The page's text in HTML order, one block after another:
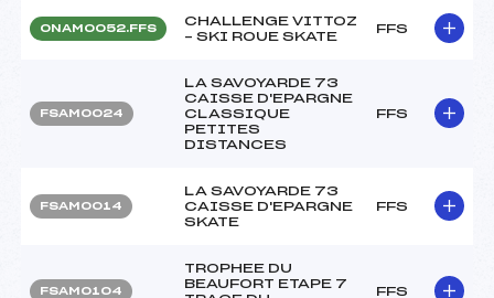
ONAM0052.FFS
CHALLENGE VITTOZ
– SKI ROUE SKATE
FFS
FSAM0024
LA SAVOYARDE 73
CAISSE D'EPARGNE
CLASSIQUE
PETITES
DISTANCES
FFS
FSAM0014
LA SAVOYARDE 73
CAISSE D'EPARGNE
SKATE
FFS
FSAM0104
TROPHEE DU
BEAUFORT ETAPE 7
FFS